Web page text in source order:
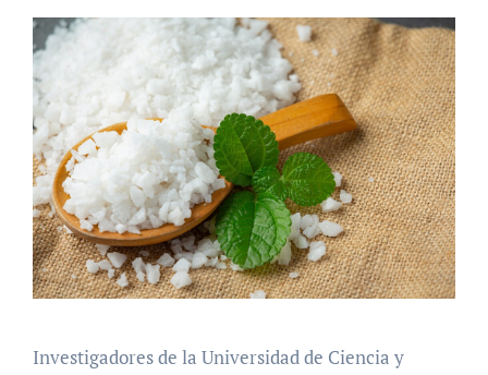
Investigadores de la Universidad de Ciencia y